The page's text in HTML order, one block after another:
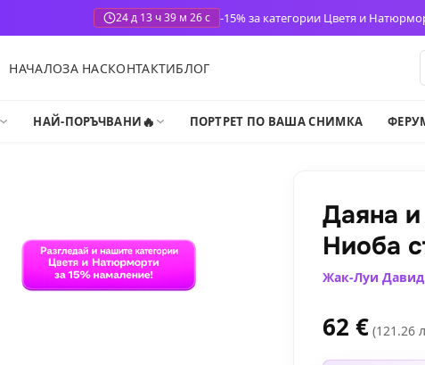
24 д 13 ч 39 м 25 с -15% за категории Цветя и
НАЧАЛОЗА НАСКОНТАКТИБЛОГ
НАЙ-ПОРЪЧВАНИ🔥 ПОРТРЕТ ПО ВАША СНИМКА
Даяна
Ниоба
Жак-Луи Давид
62 € (121.26